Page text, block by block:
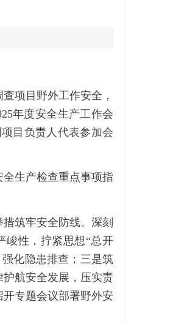
项目野外工作安全，
年度安全生产工作会
目负责人代表参加会
生产检查重点事项指
筑牢安全防线。深刻
峻性，拧紧思想 “总开
强化隐患排查；三是筑
护航安全发展，压实责
专题会议部署野外安